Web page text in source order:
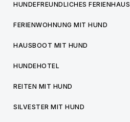
HUNDEFREUNDLICHES FERIENHAUS
FERIENWOHNUNG MIT HUND
HAUSBOOT MIT HUND
HUNDEHOTEL
REITEN MIT HUND
SILVESTER MIT HUND